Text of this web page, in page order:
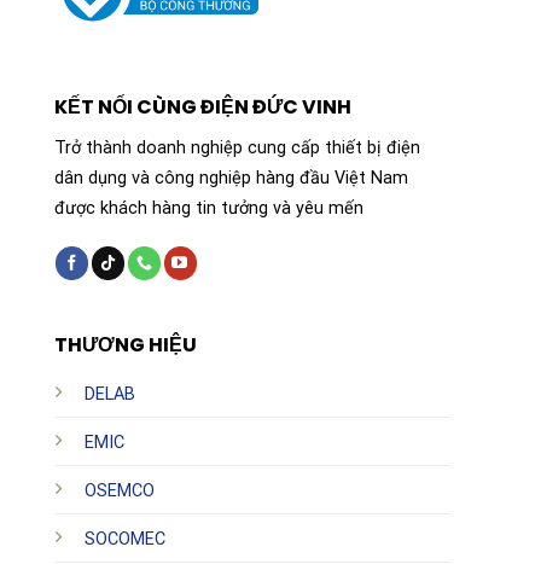
THƯƠNG HIỆU
DELAB
EMIC
OSEMCO
SOCOMEC
KẾT NỐI CÙNG ĐIỆN ĐỨC VINH
Trở thành doanh nghiệp cung cấp thiết bị điện
dân dụng và công nghiệp hàng đầu Việt Nam
được khách hàng tin tưởng và yêu mến